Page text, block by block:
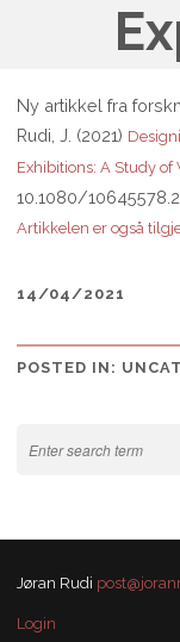
Ny artikkel fra
Rudi, J. (2021)
Exhibitions: A Study of
10.1080/
Artikkelen er også
14/04/2021
POSTED IN:
Jøran Rudi
Login